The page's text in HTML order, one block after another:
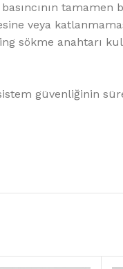
tamamen
veya
sökme anahtarı
güvenliğinin